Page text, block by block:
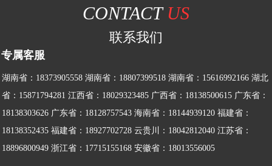
罗梅总裁在演讲中指出，随着科技的
转型升级的关键驱动力。在家居行
量，增强品牌竞争力。
德、职业素养及心灵品质，更好的做
CONTACT US
联系我们
湖南省：18373905558 湖南省：18807399518 湖南省：15616992166 湖北
省：15871794281 江西省：18029323485 广西省：18138500615 广东省：
18138303626 广东省：18128757543 海南省：18144939120 福建省：
18138352435 福建省：18927702728 云贵川：18042812040 江苏省：
18896800949 浙江省：17715155168 安徽省： 18013556005
专属客服